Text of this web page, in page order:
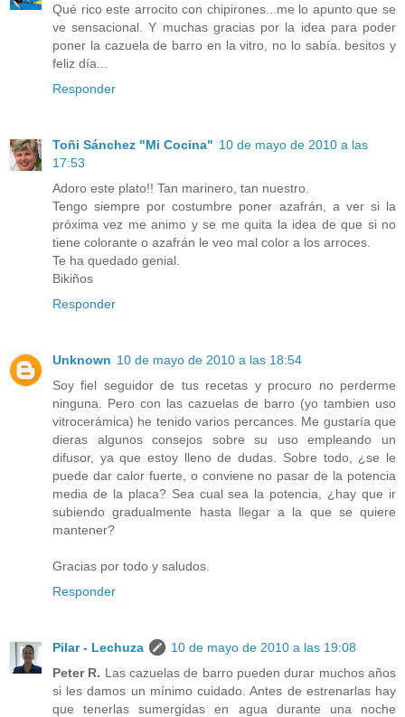
Qué rico este arrocito con chipirones...me lo apunto que se
ve sensacional. Y muchas gracias por la idea para poder
poner la cazuela de barro en la vitro, no lo sabía. besitos y
feliz día...
Responder
Toñi Sánchez "Mi Cocina" 10 de mayo de 2010 a las
17:53
Adoro este plato!! Tan marinero, tan nuestro.
Tengo siempre por costumbre poner azafrán, a ver si la
próxima vez me animo y se me quita la idea de que si no
tiene colorante o azafrán le veo mal color a los arroces.
Te ha quedado genial.
Bikiños
Responder
Unknown 10 de mayo de 2010 a las 18:54
Soy fiel seguidor de tus recetas y procuro no perderme
ninguna. Pero con las cazuelas de barro (yo tambien uso
vitrocerámica) he tenido varios percances. Me gustaría que
dieras algunos consejos sobre su uso empleando un
difusor, ya que estoy lleno de dudas. Sobre todo, ¿se le
puede dar calor fuerte, o conviene no pasar de la potencia
media de la placa? Sea cual sea la potencia, ¿hay que ir
subiendo gradualmente hasta llegar a la que se quiere
mantener?
Gracias por todo y saludos.
Responder
Pilar - Lechuza
10 de mayo de 2010 a las 19:08
Peter R. Las cazuelas de barro pueden durar muchos años
si les damos un mínimo cuidado. Antes de estrenarlas hay
que tenerlas sumergidas en agua durante una noche